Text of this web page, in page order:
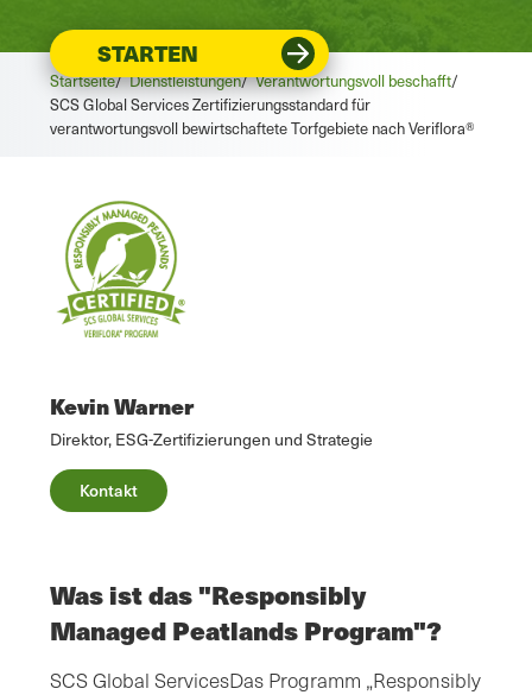
STARTEN
Startseite/Dienstleistungen/Verantwortungsvoll beschafft/
SCS Global Services Zertifizierungsstandard für
verantwortungsvoll bewirtschaftete Torfgebiete nach Veriflora®
Kevin Warner
Direktor, ESG-Zertifizierungen und Strategie
Kontakt
Was ist das "Responsibly
Managed Peatlands Program"?
SCS Global ServicesDas Programm „Responsibly